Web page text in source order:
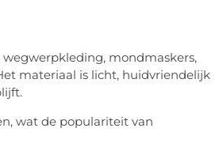
mondmaskers,
materiaal is licht, huidvriendelijk
wat de populariteit van